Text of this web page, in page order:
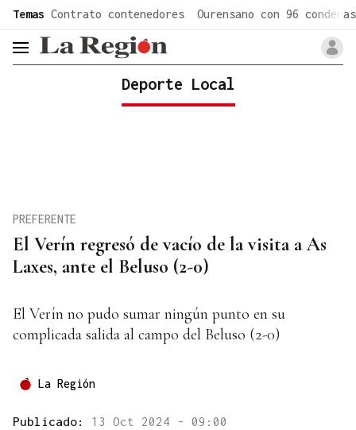
Temas Contrato contenedores Ourensano con 96 condenas
header.menu.open
Deporte Local
El Verín regresó de vacío de la visita a As
Laxes, ante el Beluso (2-0)
PREFERENTE
El Verín no pudo sumar ningún punto en su
complicada salida al campo del Beluso (2-0)
La Región
Publicado: 13 Oct 2024 - 09:00